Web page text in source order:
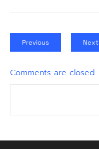
Previous Next
Comments are closed